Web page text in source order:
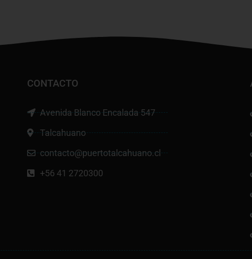
CONTACTO
Avenida Blanco Encalada 547
Talcahuano
contacto@puertotalcahuano.cl
+56 41 2720300